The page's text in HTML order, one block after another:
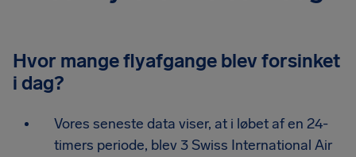
Hvor mange flyafgange blev forsinket
i dag?
Vores seneste data viser, at i løbet af en 24-
timers periode, blev 3 Swiss International Air